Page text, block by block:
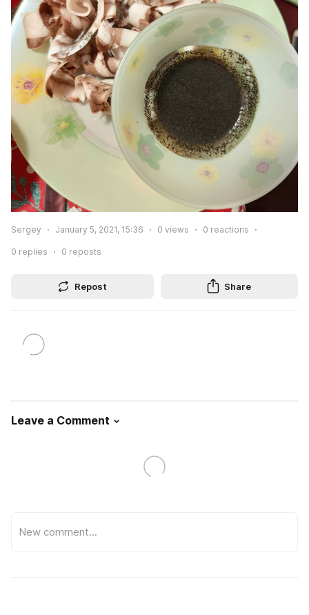
Sergey January 5, 2021, 15:36 0 views 0 reactions
0 replies 0 reposts
Repost Share
Leave a Comment